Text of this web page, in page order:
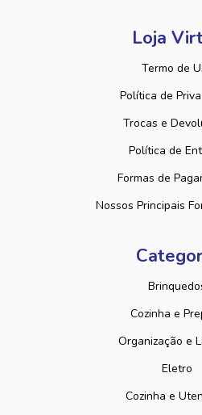
Loja
Termo de
Política de
Trocas e
Política de
Formas de
Nossos Principais
Cozinha e
Organização e
Eletro
Cozinha e